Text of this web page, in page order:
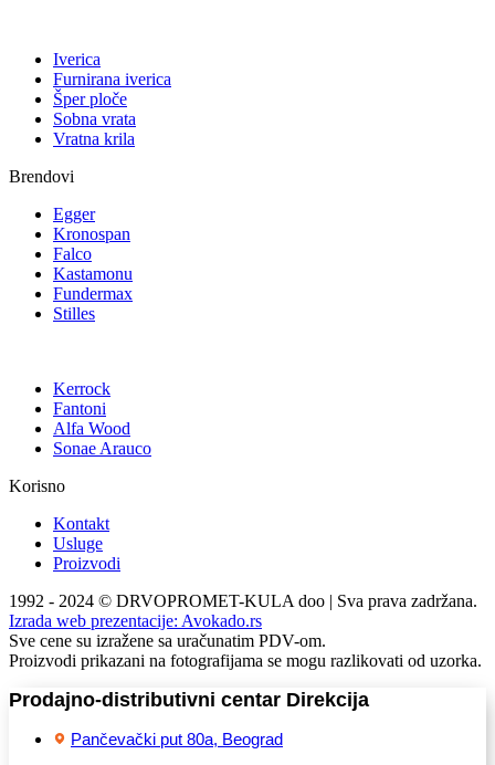
Iverica
Furnirana iverica
Šper ploče
Sobna vrata
Vratna krila
Brendovi
Egger
Kronospan
Falco
Kastamonu
Fundermax
Stilles
Kerrock
Fantoni
Alfa Wood
Sonae Arauco
Korisno
Kontakt
Usluge
Proizvodi
1992 - 2024 © DRVOPROMET-KULA doo | Sva prava zadržana.
Izrada web prezentacije: Avokado.rs
Sve cene su izražene sa uračunatim PDV-om.
Proizvodi prikazani na fotografijama se mogu razlikovati od uzorka.
Prodajno-distributivni centar Direkcija
Pančevački put 80a, Beograd